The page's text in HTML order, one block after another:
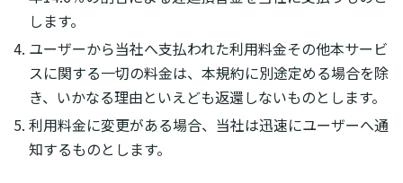
します。
ユーザーから当社へ支払われた利用料金その他本サービ
スに関する一切の料金は、本規約に別途定める場合を除
き、いかなる理由といえども返還しないものとします。
利用料金に変更がある場合、当社は迅速にユーザーへ通
知するものとします。